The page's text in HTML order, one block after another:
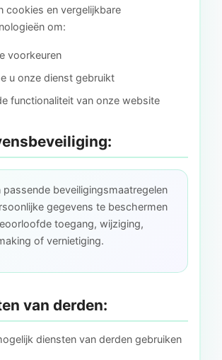
cookies en vergelijkbare
om:
voorkeuren
u onze dienst gebruikt
functionaliteit van onze website
passende beveiligingsmaatregelen
gegevens te beschermen
toegang, wijziging,
of vernietiging.
van derden:
diensten van derden gebruiken